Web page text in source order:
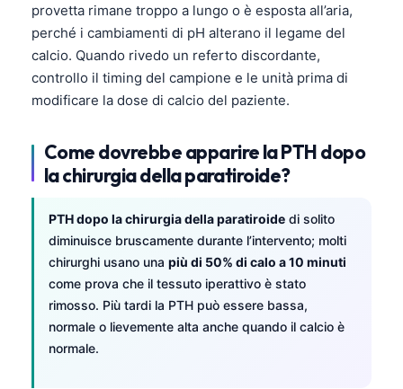
provetta rimane troppo a lungo o è esposta all’aria,
perché i cambiamenti di pH alterano il legame del
calcio. Quando rivedo un referto discordante,
controllo il timing del campione e le unità prima di
modificare la dose di calcio del paziente.
Come dovrebbe apparire la PTH dopo
la chirurgia della paratiroide?
PTH dopo la chirurgia della paratiroide di solito
diminuisce bruscamente durante l’intervento; molti
chirurghi usano una più di 50% di calo a 10 minuti
come prova che il tessuto iperattivo è stato
rimosso. Più tardi la PTH può essere bassa,
normale o lievemente alta anche quando il calcio è
normale.